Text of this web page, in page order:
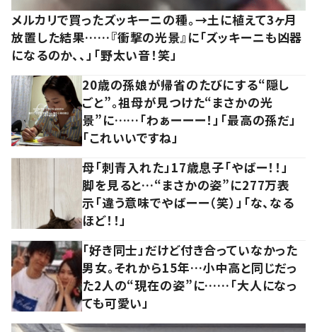
メルカリで買ったズッキーニの種。→土に植えて3ヶ月
放置した結果……『衝撃の光景』に「ズッキーニも凶器
になるのか、、」「野太い音！笑」
20歳の孫娘が帰省のたびにする“隠し
ごと”。祖母が見つけた“まさかの光
景”に……「わぁーーー！」「最高の孫だ」
「これいいですね」
母「刺青入れた」17歳息子「やばー！！」
脚を見ると…“まさかの姿”に277万表
示「違う意味でやばーー（笑）」「な、なる
ほど！！」
「好き同士」だけど付き合っていなかった
男女。それから15年…小中高と同じだっ
た2人の“現在の姿”に……「大人になっ
ても可愛い」